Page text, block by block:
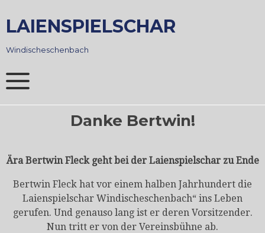
to
content
LAIENSPIELSCHAR
Windischeschenbach
Danke Bertwin!
Ära Bertwin Fleck geht bei der Laienspielschar zu Ende
Bertwin Fleck hat vor einem halben Jahrhundert die
Laienspielschar Windischeschenbach“ ins Leben
gerufen. Und genauso lang ist er deren Vorsitzender.
Nun tritt er von der Vereinsbühne ab.